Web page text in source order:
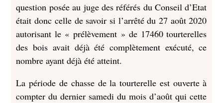
question posée au juge des référés du Conseil d’Etat
était donc celle de savoir si l’arrêté du 27 août 2020
autorisant le « prélèvement » de 17460 tourterelles
des bois avait déjà été complètement exécuté, ce
nombre ayant déjà été atteint.
La période de chasse de la tourterelle est ouverte à
compter du dernier samedi du mois d’août qui cette